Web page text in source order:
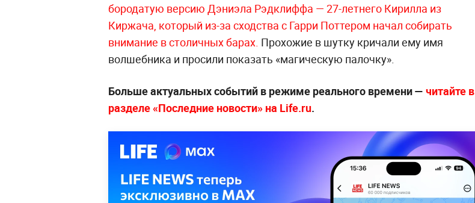
бородатую версию Дэниэла Рэдклиффа — 27-летнего Кирилла из
Киржача, который из-за сходства с Гарри Поттером начал собирать
внимание в столичных барах. Прохожие в шутку кричали ему имя
волшебника и просили показать «магическую палочку».
Больше актуальных событий в режиме реального времени — читайте в
разделе «Последние новости» на Life.ru.